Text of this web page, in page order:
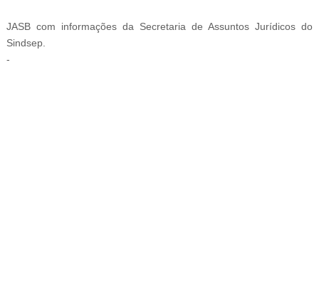
JASB com informações da Secretaria de Assuntos Jurídicos do
Sindsep.
-